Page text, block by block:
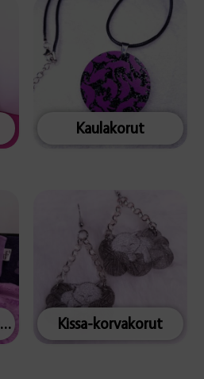
Kaulakorut
Keskikokoiset pussukat Kissa-korvakorut